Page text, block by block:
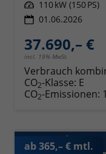
Leistung 110 kW (150 PS)
01.06.2026
37.690,– €
incl. 19% MwSt.
Verbrauch
CO2-Klasse: E
CO2-Emissionen:
ab 365,– € mtl.